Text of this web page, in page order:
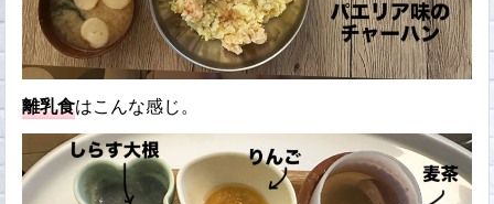
離乳食はこんな感じ。